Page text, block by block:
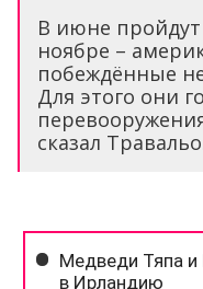
В июне
ноябре –
побеждённые
Для этого они
сказал